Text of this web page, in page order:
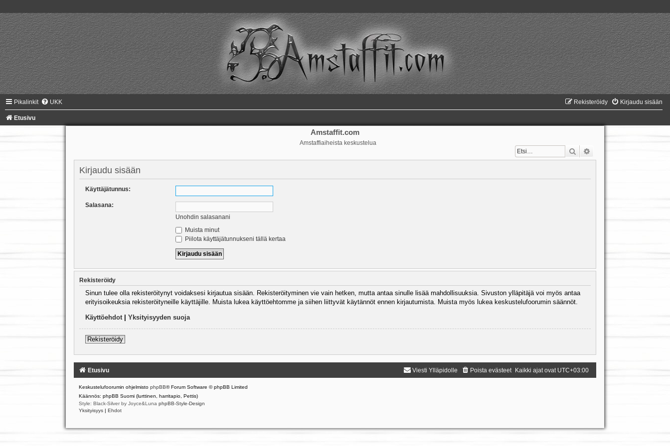
Pikalinkit UKK Kirjaudu sisään
Rekisteröidy
Etusivu
Amstaffit.com
Amstaffiaiheista keskustelua
Etsi
Kirjaudu sisään
Käyttäjätunnus:
Salasana:
Unohdin salasanani
Muista minut
Piilota käyttäjätunnukseni tällä kertaa
Rekisteröidy
Sinun tulee olla rekisteröitynyt voidaksesi kirjautua sisään. Rekisteröityminen vie vain hetken, mutta antaa sinulle lisää mahdollisuuksia. Sivuston ylläpitäjä voi myös antaa
erityisoikeuksia rekisteröityneille käyttäjille. Muista lukea käyttöehtomme ja siihen liittyvät käytännöt ennen kirjautumista. Muista myös lukea keskustelufoorumin säännöt.
Käyttöehdot| Yksityisyyden suoja
Rekisteröidy
Etusivu Kaikki ajat ovat UTC+03:00
Poista evästeet
Viesti Ylläpidolle
Keskustelufoorumin ohjelmisto phpBB® Forum Software © phpBB Limited
Käännös: phpBB Suomi (lurttinen, harritapio, Pettis)
Style: Black-Silver by Joyce&Luna phpBB-Style-Design
Yksityisyys | Ehdot